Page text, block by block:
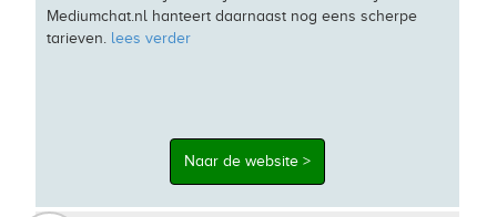
Mediumchat.nl hanteert daarnaast nog eens scherpe
tarieven. lees verder
Naar de website >